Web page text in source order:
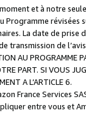
et à notre
Programme
La date de
transmission de
AU PROGRAMME
PART. SI VOUS
A L’ARTICLE 6.
France Services
entre vous et